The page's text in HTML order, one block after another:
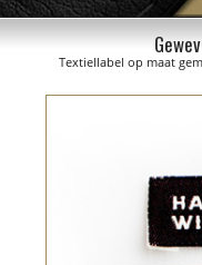
Textiellabel op maat